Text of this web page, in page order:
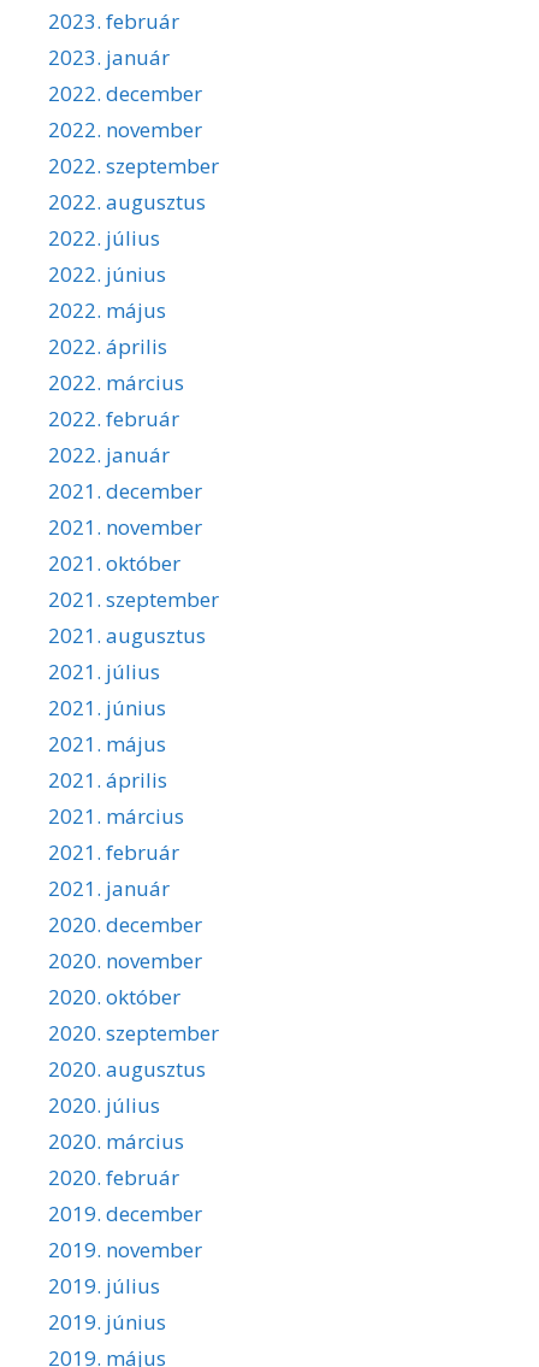
2023. február
2023. január
2022. december
2022. november
2022. szeptember
2022. augusztus
2022. július
2022. június
2022. május
2022. április
2022. március
2022. február
2022. január
2021. december
2021. november
2021. október
2021. szeptember
2021. augusztus
2021. július
2021. június
2021. május
2021. április
2021. március
2021. február
2021. január
2020. december
2020. november
2020. október
2020. szeptember
2020. augusztus
2020. július
2020. március
2020. február
2019. december
2019. november
2019. július
2019. június
2019. május